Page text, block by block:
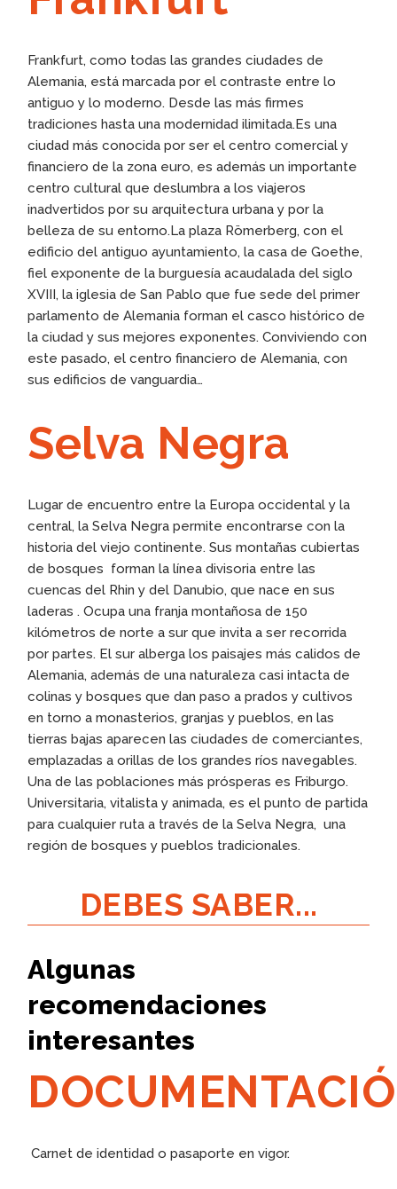
Frankfurt, como todas las grandes ciudades de
Alemania, está marcada por el contraste entre lo
antiguo y lo moderno. Desde las más firmes
tradiciones hasta una modernidad ilimitada.Es una
ciudad más conocida por ser el centro comercial y
financiero de la zona euro, es además un importante
centro cultural que deslumbra a los viajeros
inadvertidos por su arquitectura urbana y por la
belleza de su entorno.La plaza Römerberg, con el
edificio del antiguo ayuntamiento, la casa de Goethe,
fiel exponente de la burguesía acaudalada del siglo
XVIII, la iglesia de San Pablo que fue sede del primer
parlamento de Alemania forman el casco histórico de
la ciudad y sus mejores exponentes. Conviviendo con
este pasado, el centro financiero de Alemania, con
sus edificios de vanguardia…
Selva Negra
Lugar de encuentro entre la Europa occidental y la
central, la Selva Negra permite encontrarse con la
historia del viejo continente. Sus montañas cubiertas
de bosques forman la línea divisoria entre las
cuencas del Rhin y del Danubio, que nace en sus
laderas . Ocupa una franja montañosa de 150
kilómetros de norte a sur que invita a ser recorrida
por partes. El sur alberga los paisajes más calidos de
Alemania, además de una naturaleza casi intacta de
colinas y bosques que dan paso a prados y cultivos
en torno a monasterios, granjas y pueblos, en las
tierras bajas aparecen las ciudades de comerciantes,
emplazadas a orillas de los grandes ríos navegables.
Una de las poblaciones más prósperas es Friburgo.
Universitaria, vitalista y animada, es el punto de partida
para cualquier ruta a través de la Selva Negra, una
región de bosques y pueblos tradicionales.
DEBES SABER...
Algunas
recomendaciones
interesantes
Carnet de identidad o pasaporte en vigor.